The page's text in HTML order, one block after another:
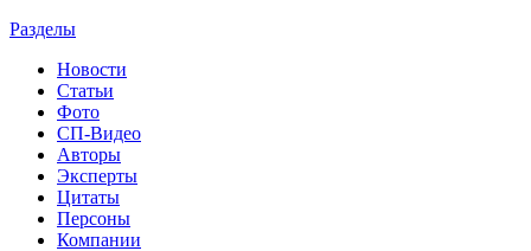
Разделы
Новости
Статьи
Фото
СП-Видео
Авторы
Эксперты
Цитаты
Персоны
Компании